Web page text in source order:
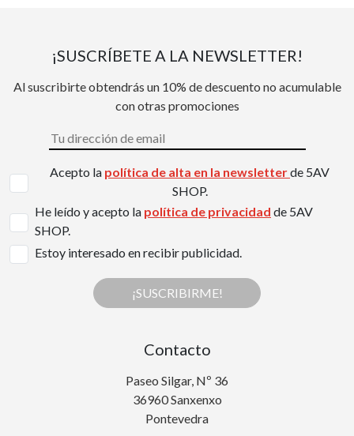
¡SUSCRÍBETE A LA NEWSLETTER!
Al suscribirte obtendrás un 10% de descuento no acumulable
con otras promociones
Acepto la política de alta en la newsletterde 5AV
SHOP.
He leído y acepto la política de privacidad de 5AV
SHOP.
Estoy interesado en recibir publicidad.
¡SUSCRIBIRME!
Contacto
Paseo Silgar, Nº 36
36960 Sanxenxo
Pontevedra